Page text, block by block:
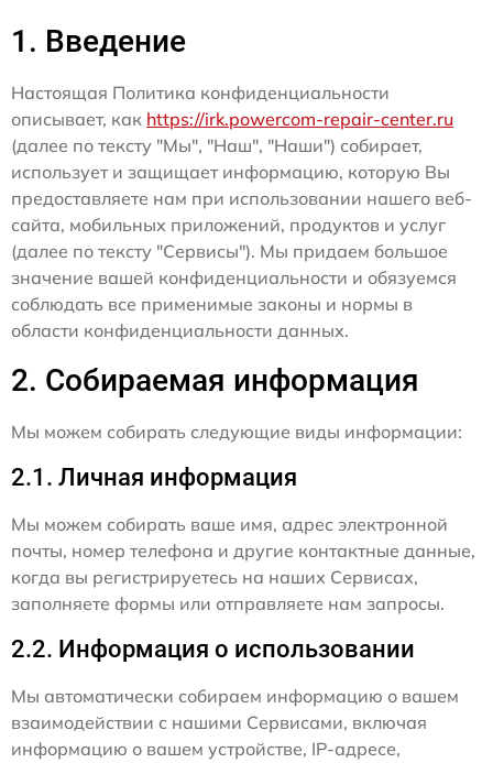
1. Введение
Настоящая Политика конфиденциальности
описывает, как https://irk.powercom-repair-center.ru
(далее по тексту "Мы", "Наш", "Наши") собирает,
использует и защищает информацию, которую Вы
предоставляете нам при использовании нашего веб-
сайта, мобильных приложений, продуктов и услуг
(далее по тексту "Сервисы"). Мы придаем большое
значение вашей конфиденциальности и обязуемся
соблюдать все применимые законы и нормы в
области конфиденциальности данных.
2. Собираемая информация
Мы можем собирать следующие виды информации:
2.1. Личная информация
Мы можем собирать ваше имя, адрес электронной
почты, номер телефона и другие контактные данные,
когда вы регистрируетесь на наших Сервисах,
заполняете формы или отправляете нам запросы.
2.2. Информация о использовании
Мы автоматически собираем информацию о вашем
взаимодействии с нашими Сервисами, включая
информацию о вашем устройстве, IP-адресе,